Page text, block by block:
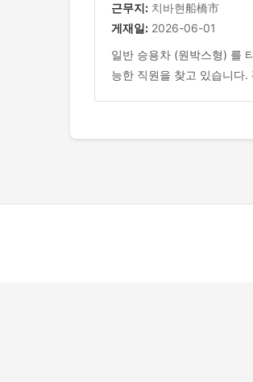
근무지: 치바현船橋市
게재일: 2026-06-01
일반 승용차 (원박스형) 를
능한 직원을 찾고 있습니다